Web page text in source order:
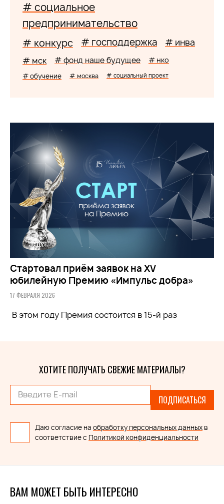
# социальное
предпринимательство
# конкурс # господдержка # инва
# мск # фонд наше будущее # нко
# обучение # москва # социальный проект
Стартовал приём заявок на XV
юбилейную Премию «Импульс добра»
17 ФЕВРАЛЯ 2026
В этом году Премия состоится в 15-й раз
ХОТИТЕ ПОЛУЧАТЬ СВЕЖИЕ МАТЕРИАЛЫ?
ПОДПИСАТЬСЯ
Даю согласие на обработку персональных данных в
соответствие с Политикой конфиденциальности
ВАМ МОЖЕТ БЫТЬ ИНТЕРЕСНО